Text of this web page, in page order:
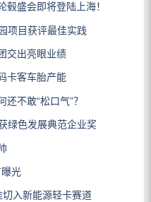
盛会即将登陆上海！
项目获评最佳实践
交出亮眼业绩
卡客车胎产能
不敢“松口气”？
绿色发展典范企业奖
光
入新能源轻卡赛道